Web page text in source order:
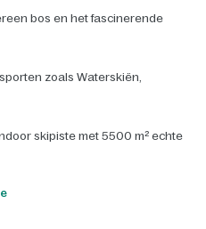
bos en het fascinerende
zoals Waterskiën,
skipiste met 5500 m² echte